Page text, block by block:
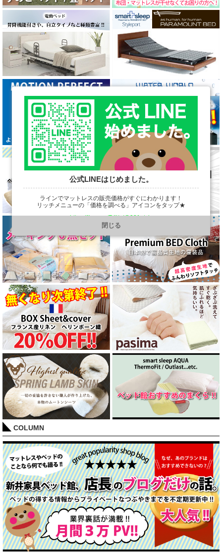
COLUMN
公式LINEはじめました。
ラインでマットレスの販売価格がすぐにわかります！
リッチメニューの「価格を調べる」アイコンをタップ★
閉じる